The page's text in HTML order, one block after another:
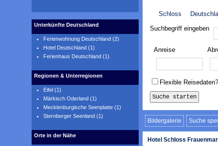
Karte anzeigen
Unterkünfte Deutschland
Ferienwohnung Deutschland (2)
Hotel Deutschland (1)
Ferienhaus Deutschland (1)
Regionen & Unterregionen
Eifel (1)
Märkisch Oderland (1)
Mecklenburgische Seenplatte (1)
Sternberger Seenland (1)
Orte in der Nähe
Schloss
Suchbegriff eingeben
Anreise
Flexible
Bildergalerie Suche
Hotel Schloss